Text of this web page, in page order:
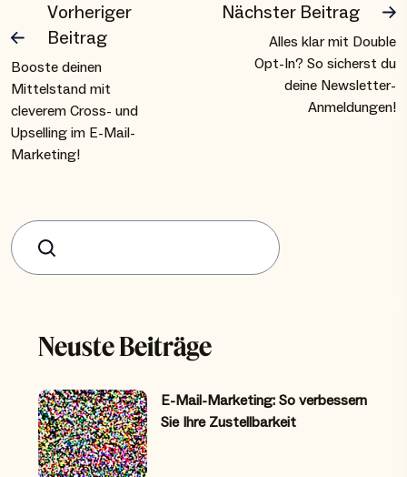
Vorheriger
Beitrag
Booste deinen
Mittelstand mit
cleverem Cross- und
Upselling im E-Mail-
Marketing!
Nächster Beitrag
Alles klar mit Double
Opt-In? So sicherst du
deine Newsletter-
Anmeldungen!
Suchen
Neuste Beiträge
E-Mail-Marketing: So verbessern
Sie Ihre Zustellbarkeit